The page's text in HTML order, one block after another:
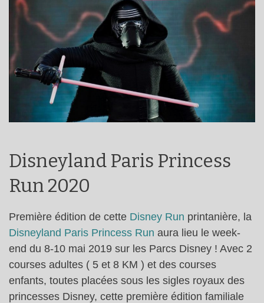
Disneyland Paris Princess
Run 2020
Première édition de cette Disney Run printanière, la
Disneyland Paris Princess Run aura lieu le week-
end du 8-10 mai 2019 sur les Parcs Disney ! Avec 2
courses adultes ( 5 et 8 KM ) et des courses
enfants, toutes placées sous les sigles royaux des
princesses Disney, cette première édition familiale